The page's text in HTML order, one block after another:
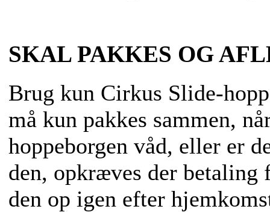
SKAL PAKKES OG
Brug kun Cirkus Slide-
må kun pakkes sammen,
hoppeborgen våd, eller er
den, opkræves der
den op igen efter